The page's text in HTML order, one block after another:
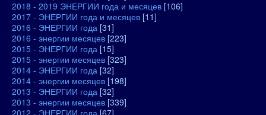
2018 - 2019 ЭНЕРГИИ года и месяцев [106]
2017 - ЭНЕРГИИ года и месяцев [11]
2016 - ЭНЕРГИИ года [31]
2016 - энергии месяцев [223]
2015 - ЭНЕРГИИ года [15]
2015 - энергии месяцев [323]
2014 - ЭНЕРГИИ года [32]
2014 - энергии месяцев [198]
2013 - ЭНЕРГИИ года [32]
2013 - энергии месяцев [339]
2012 - ЭНЕРГИИ года [67]